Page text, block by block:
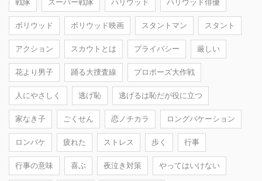
戦隊 スーパー戦隊 ハリウッド ハリウッド俳優
ボリウッド ボリウッド映画 スタントマン スタント
アクション スカウトとは プライバシー 厳しい
花より男子 踊る大捜査線 プロポーズ大作戦
人にやさしく 逃げ恥 逃げるは恥だが役に立つ
家なき子 ごくせん 恋ノチカラ ロングバケーション
ロンバケ 疲れた ストレス 歩く 行事
行事の意味 喜ぶ 夜泣き対策 やってはいけない